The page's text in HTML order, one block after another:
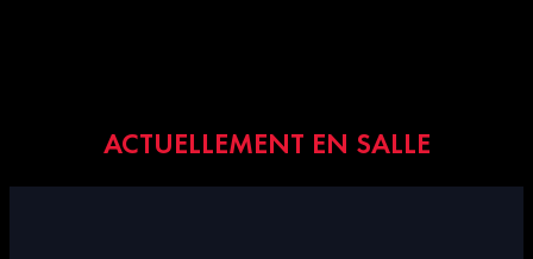
ACTUELLEMENT EN SALLE